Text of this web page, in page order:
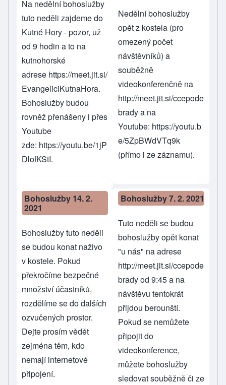
Na nedělní bohoslužby
tuto neděli zajdeme do
Kutné Hory - pozor, už
od 9 hodin a to na
kutnohorské
adrese https://meet.jit.si/
EvangeliciKutnaHora.
Bohoslužby budou
rovněž přenášeny i přes
Youtube
zde: https://youtu.be/1jP
DlofKStI.
Nedělní bohoslužby
opět z kostela (pro
omezený počet
návštěvníků) a
souběžně
videokonferenčně na
http://meet.jit.si/ccepode
bradya na
Youtube: https://youtu.b
e/5ZpBWdVTq9k
(přímo i ze záznamu).
Bohoslužby 14. 2.
2021
Bohoslužby tuto neděli
se budou konat naživo
v kostele. Pokud
překročíme bezpečné
množství účastníků,
rozdělíme se do dalších
ozvučených prostor.
Dejte prosím vědět
zejména těm, kdo
nemají internetové
připojení.
Bohoslužby 7. 2. 2021
Tuto neděli se budou
bohoslužby opět konat
"u nás" na adrese
http://meet.jit.si/ccepode
bradyod 9:45 a na
návštěvu tentokrát
přijdou berounští.
Pokud se nemůžete
připojit do
videokonference,
můžete bohoslužby
sledovat souběžně či ze